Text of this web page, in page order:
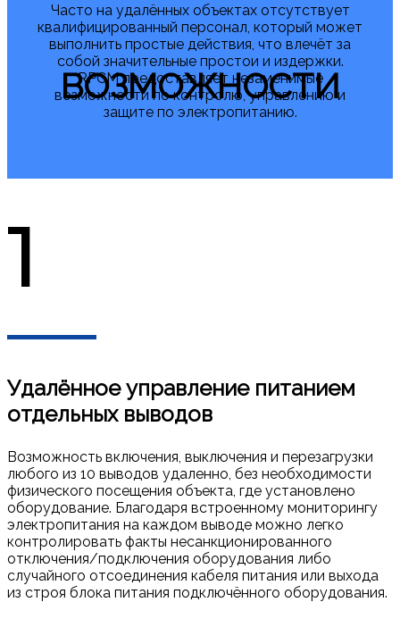
Часто на удалённых объектах отсутствует
квалифицированный персонал, который может
выполнить простые действия, что влечёт за
собой значительные простои и издержки.
RPCM предоставляет незаменимые
возможности по контролю, управлению и
защите по электропитанию.
ВОЗМОЖНОСТИ
1
Удалённое управление питанием
отдельных выводов
Возможность включения, выключения и перезагрузки
любого из 10 выводов удаленно, без необходимости
физического посещения объекта, где установлено
оборудование. Благодаря встроенному мониторингу
электропитания на каждом выводе можно легко
контролировать факты несанкционированного
отключения/подключения оборудования либо
случайного отсоединения кабеля питания или выхода
из строя блока питания подключённого оборудования.